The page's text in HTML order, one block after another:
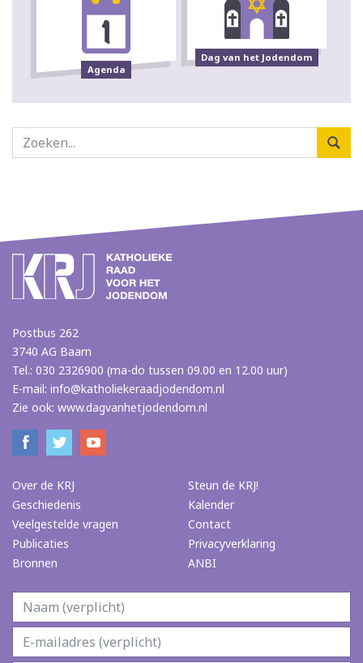
Agenda
Dag van het Jodendom
Postbus 262
3740 AG Baarn
Tel.: 030 2326900 (ma-do tussen 09.00 en 12.00 uur)
E-mail: info@katholiekeraadjodendom.nl
Zie ook: www.dagvanhetjodendom.nl
Over de KRJ
Geschiedenis
Veelgestelde vragen
Publicaties
Bronnen
Steun de KRJ!
Kalender
Contact
Privacyverklaring
ANBI